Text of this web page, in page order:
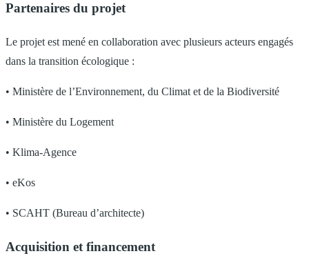
Partenaires du projet
Le projet est mené en collaboration avec plusieurs acteurs engagés
dans la transition écologique :
• Ministère de l’Environnement, du Climat et de la Biodiversité
• Ministère du Logement
• Klima-Agence
• eKos
• SCAHT (Bureau d’architecte)
Acquisition et financement